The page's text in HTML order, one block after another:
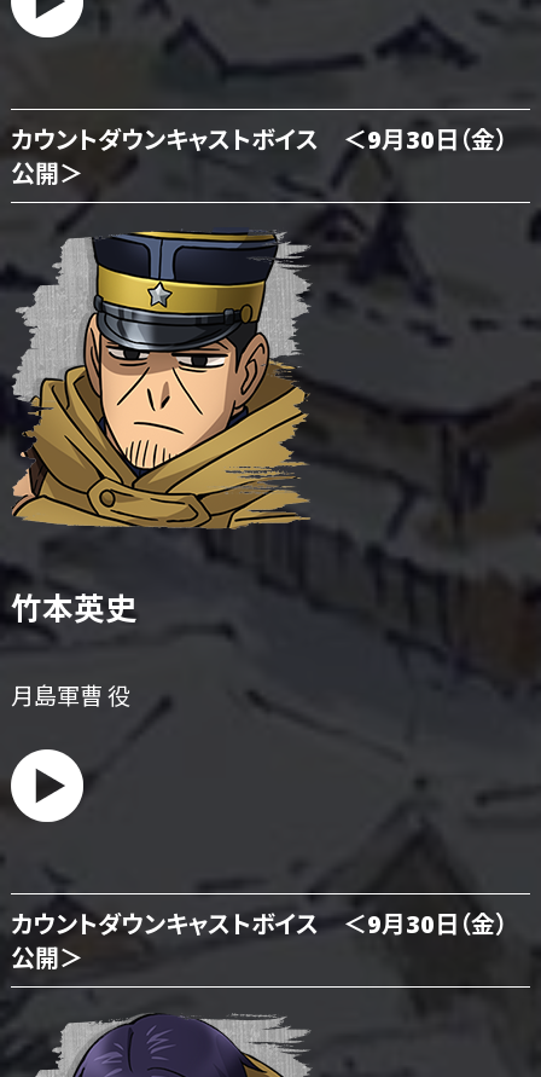
カウントダウンキャストボイス ＜9月30日（金）
公開＞
竹本英史
月島軍曹 役
カウントダウンキャストボイス ＜9月30日（金）
公開＞